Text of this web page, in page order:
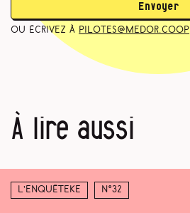
Envoyer
ou écrivez à pilotes@medor.coop
À lire aussi
L’enquêteke N°32